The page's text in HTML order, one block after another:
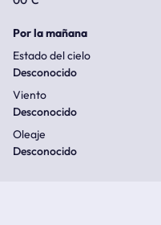
Por la mañana
Estado del cielo
Desconocido
Viento
Desconocido
Oleaje
Desconocido